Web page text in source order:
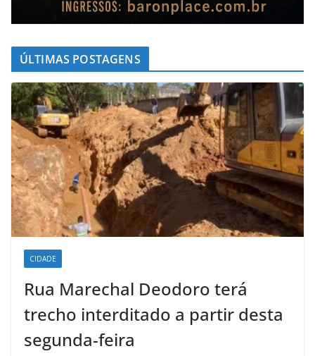
ÚLTIMAS POSTAGENS
CIDADE
Rua Marechal Deodoro terá
trecho interditado a partir desta
segunda-feira